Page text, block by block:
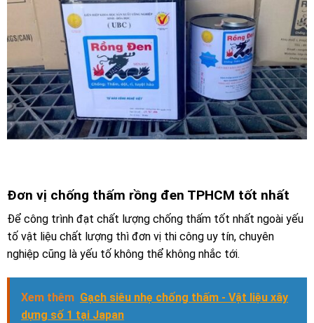
Đơn vị chống thấm rồng đen TPHCM tốt nhất
Để công trình đạt chất lượng chống thấm tốt nhất ngoài yếu
tố vật liệu chất lượng thì đơn vị thi công uy tín, chuyên
nghiệp cũng là yếu tố không thể không nhắc tới.
Xem thêm Gạch siêu nhẹ chống thấm - Vật liệu xây
dựng số 1 tại Japan